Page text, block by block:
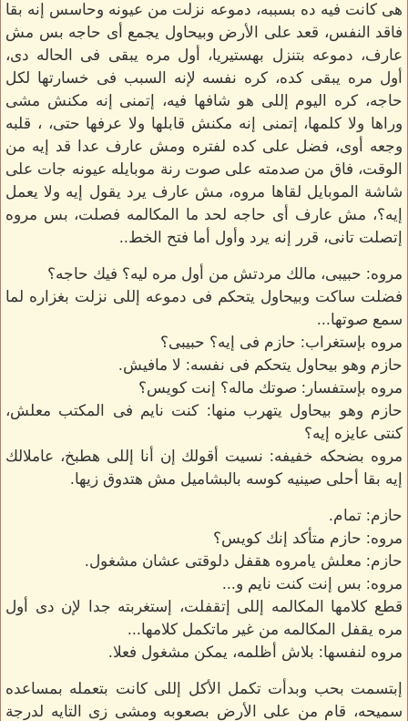
هى كانت فيه ده بسببه، دموعه نزلت من عيونه وحاسس إنه بقا
فاقد النفس، قعد على الأرض وبيحاول يجمع أى حاجه بس مش
عارف، دموعه بتنزل بهستيريا، أول مره يبقى فى الحاله دى،
أول مره يبقى كده، كره نفسه لإنه السبب فى خسارتها لكل
حاجه، كره اليوم إللى هو شافها فيه، إتمنى إنه مكنش مشى
وراها ولا كلمها، إتمنى إنه مكنش قابلها ولا عرفها حتى، ، قلبه
وجعه أوى، فضل على كده لفتره ومش عارف عدا قد إيه من
الوقت، فاق من صدمته على صوت رنة موبايله عيونه جات على
شاشة الموبايل لقاها مروه، مش عارف يرد يقول إيه ولا يعمل
إيه؟، مش عارف أى حاجه لحد ما المكالمه فصلت، بس مروه
إتصلت تانى، قرر إنه يرد وأول أما فتح الخط..
مروه: حبيبى، مالك مردتش من أول مره ليه؟ فيك حاجه؟
فضلت ساكت وبيحاول يتحكم فى دموعه إللى نزلت بغزاره لما
سمع صوتها...
مروه بإستغراب: حازم فى إيه؟ حبيبى؟
حازم وهو بيحاول يتحكم فى نفسه: لا مافيش.
مروه بإستفسار: صوتك ماله؟ إنت كويس؟
حازم وهو بيحاول يتهرب منها: كنت نايم فى المكتب معلش،
كنتى عايزه إيه؟
مروه بضحكه خفيفه: نسيت أقولك إن أنا إللى هطبخ، عاملالك
إيه بقا أحلى صينيه كوسه بالبشاميل مش هتدوق زيها.
حازم: تمام.
مروه: حازم متأكد إنك كويس؟
حازم: معلش يامروه هقفل دلوقتى عشان مشغول.
مروه: بس إنت كنت نايم و...
قطع كلامها المكالمه إللى إتقفلت، إستغربته جدا لإن دى أول
مره يقفل المكالمه من غير ماتكمل كلامها...
مروه لنفسها: بلاش أظلمه، يمكن مشغول فعلا.
إبتسمت بحب وبدأت تكمل الأكل إللى كانت بتعمله بمساعده
سميحه، قام من على الأرض بصعوبه ومشى زى التايه لدرجة